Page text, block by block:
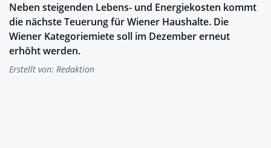
Neben steigenden Lebens- und Energiekosten kommt
die nächste Teuerung für Wiener Haushalte. Die
Wiener Kategoriemiete soll im Dezember erneut
erhöht werden.
Erstellt von: Redaktion